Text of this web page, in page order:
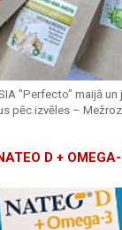
"Perfecto" maijā un
pēc izvēles –
D +